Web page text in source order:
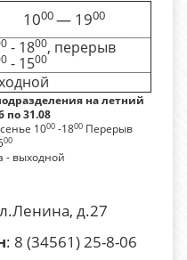
1000— 1900
- 1800, перерыв
- 1500
на летний
по 31.08
1000 -1800 Перерыв
00
- выходной
д.27
: 8 (34561) 25-8-06